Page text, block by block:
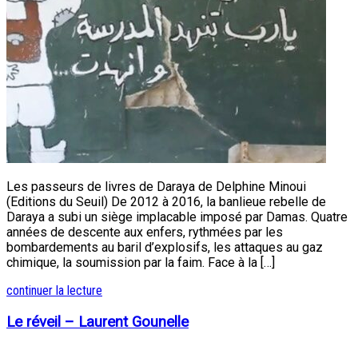
Les passeurs de livres de Daraya de Delphine Minoui
(Editions du Seuil) De 2012 à 2016, la banlieue rebelle de
Daraya a subi un siège implacable imposé par Damas. Quatre
années de descente aux enfers, rythmées par les
bombardements au baril d’explosifs, les attaques au gaz
chimique, la soumission par la faim. Face à la […]
continuer la lecture
Le réveil – Laurent Gounelle